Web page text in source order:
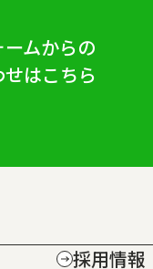
ムからの
はこちら
採用情報